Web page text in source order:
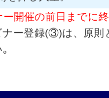
開催の前日までに
ナー登録(③)は、原則